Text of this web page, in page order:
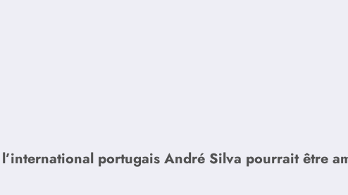
l’international portugais André Silva pourrait être